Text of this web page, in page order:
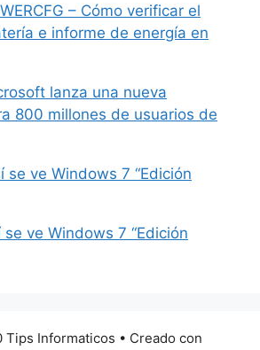
– Cómo verificar el
e informe de energía en
lanza una nueva
800 millones de usuarios de
se ve Windows 7 “Edición
se ve Windows 7 “Edición
Tips Informaticos • Creado con